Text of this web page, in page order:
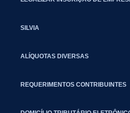
SILVIA
ALÍQUOTAS DIVERSAS
REQUERIMENTOS CONTRIBUINTES